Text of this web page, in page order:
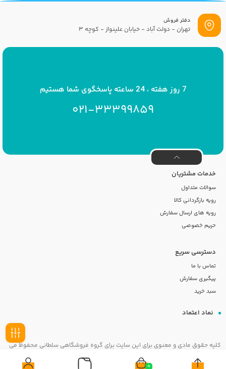
0
دفتر فروش
تهران - دولت آباد - خیابان علینواز - کوچه 3
7 روز هفته ، 24 ساعته پاسخگوی شما هستیم
021-33399859
خدمات مشتریان
سوالات متداول
رویه بازگردانی کالا
رویه های ارسال سفارش
حریم خصوصی
دسترسی سریع
تماس با ما
پیگیری سفارش
سبد خرید
نماد اعتماد
کلیه حقوق مادی و معنوی برای این سایت برای گروه فروشگاهی سلطانی محفوظ می